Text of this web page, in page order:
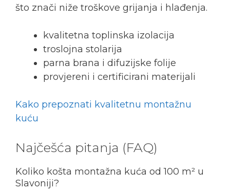
što znači niže troškove grijanja i hlađenja.
kvalitetna toplinska izolacija
troslojna stolarija
parna brana i difuzijske folije
provjereni i certificirani materijali
Kako prepoznati kvalitetnu montažnu
kuću
Najčešća pitanja (FAQ)
Koliko košta montažna kuća od 100 m² u
Slavoniji?